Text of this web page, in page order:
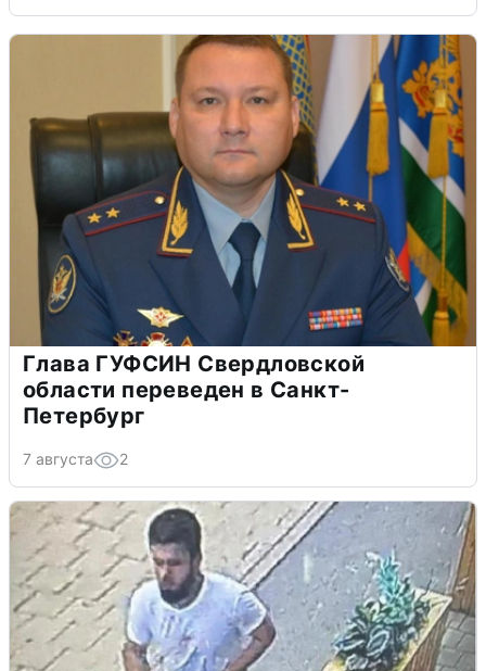
Глава ГУФСИН Свердловской
области переведен в Санкт-
Петербург
7 августа 2